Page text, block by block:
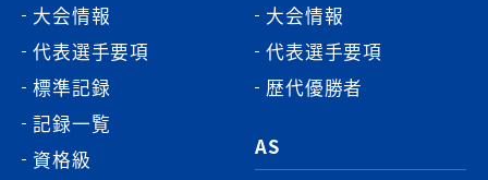
大会情報
代表選手要項
標準記録
記録一覧
資格級
大会情報
代表選手要項
歴代優勝者
AS